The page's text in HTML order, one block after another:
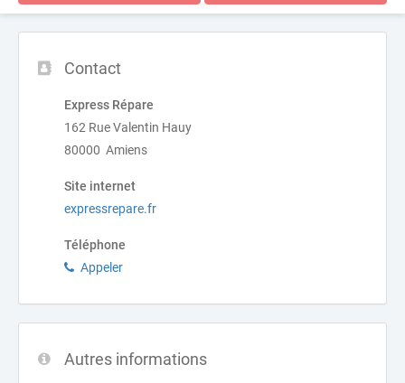
Contact
Express Répare
162 Rue Valentin Hauy
80000 Amiens
Site internet
expressrepare.fr
Téléphone
Appeler
Autres informations